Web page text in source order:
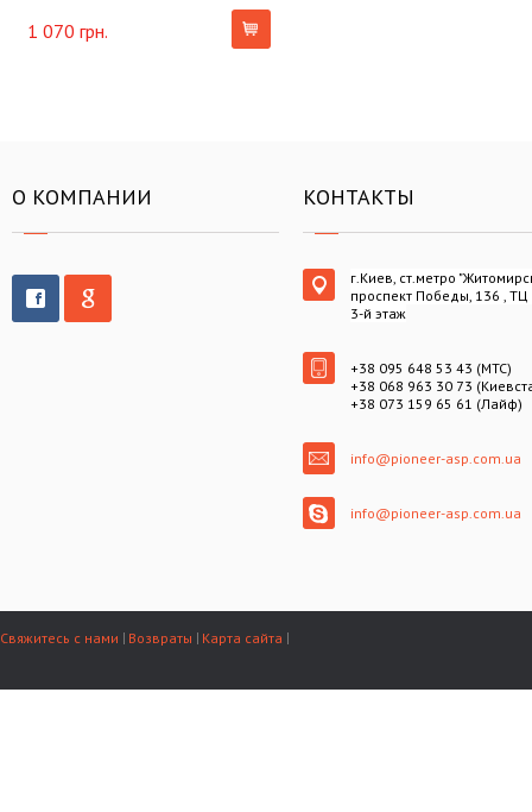
1 070 грн.
О КОМПАНИИ КОНТАКТЫ
г.Киев, ст.метро
проспект Победы, 136 , ТЦ
3-й этаж
+38 095 648 53 43 (МТС)
+38 068 963 30 73
+38 073 159 65 61 (Лайф)
info@pioneer-asp.com.ua
info@pioneer-asp.com.ua
Свяжитесь с нами Возвраты Карта сайта